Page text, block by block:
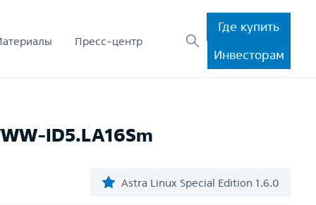
Пресс-центр
Где купить
Инвесторам
ID5.LA16Sm
Astra Linux Special Edition 1.6.0